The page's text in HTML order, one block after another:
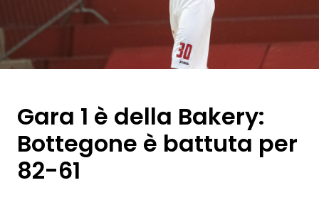
Gara 1 è della Bakery:
Bottegone è battuta per
82-61